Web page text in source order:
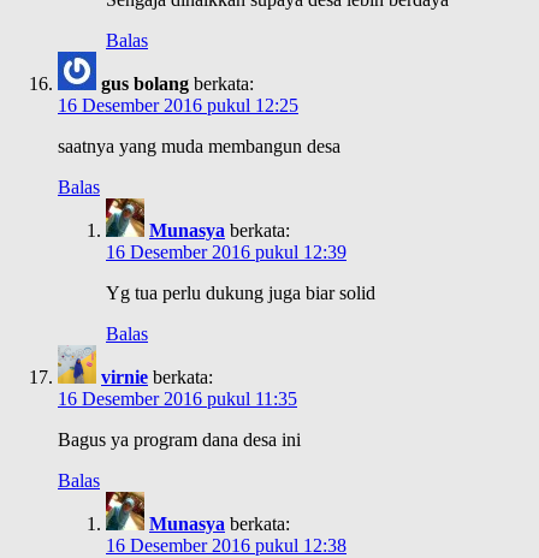
Balas
gus bolang berkata:
16 Desember 2016 pukul 12:25
saatnya yang muda membangun desa
Balas
Munasya berkata:
16 Desember 2016 pukul 12:39
Yg tua perlu dukung juga biar solid
Balas
virnie berkata:
16 Desember 2016 pukul 11:35
Bagus ya program dana desa ini
Balas
Munasya berkata:
16 Desember 2016 pukul 12:38